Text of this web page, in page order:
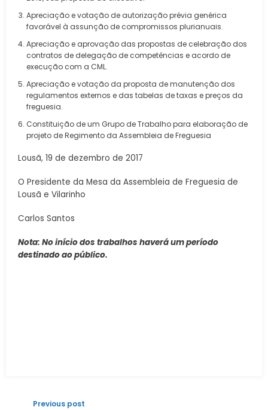
Apreciação e votação de autorização prévia genérica
favorável à assunção de compromissos plurianuais.
Apreciação e aprovação das propostas de celebração dos
contratos de delegação de competências e acordo de
execução com a CML.
Apreciação e votação da proposta de manutenção dos
regulamentos externos e das tabelas de taxas e preços da
freguesia.
Constituição de um Grupo de Trabalho para elaboração de
projeto de Regimento da Assembleia de Freguesia
Lousã, 19 de dezembro de 2017
O Presidente da Mesa da Assembleia de Freguesia de
Lousã e Vilarinho
Carlos Santos
Nota: No início dos trabalhos haverá um período
destinado ao público.
Previous post